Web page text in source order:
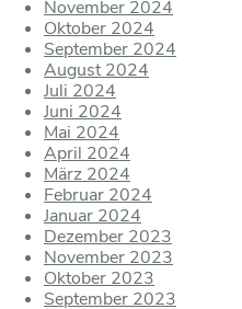
November 2024
Oktober 2024
September 2024
August 2024
Juli 2024
Juni 2024
Mai 2024
April 2024
März 2024
Februar 2024
Januar 2024
Dezember 2023
November 2023
Oktober 2023
September 2023